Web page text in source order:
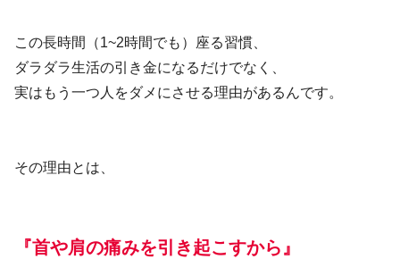
この長時間（1~2時間でも）座る習慣、
ダラダラ生活の引き金になるだけでなく、
実はもう一つ人をダメにさせる理由があるんです。
その理由とは、
『首や肩の痛みを引き起こすから』